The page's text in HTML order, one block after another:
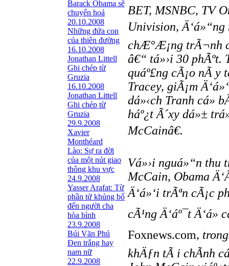
Barack Obama sẽ
chuyển hoá
20.10.2008
Những đứa con
của thiên đường
16.10.2008
Jonathan Littell
Ghi chép từ
Gruzia
16.10.2008
Jonathan Littell
Ghi chép từ
Gruzia
29.9.2008
Xavier
Monthéard
Lào: Sự ra đời
của một nút giao
thông khu vực
24.9.2008
Yasser Arafat: Từ
phần tử khủng bố
đến người cha
hòa bình
23.9.2008
Búi Văn Phú
Đen trắng hay
nam nữ
22.9.2008
BET, MSNBC, TV
Univision, Ä‘á»“ng
chÆ°Æ¡ng trÃ¬nh
â€“ tá»›i 30 phÃºt.
quáº£ng cÃ¡o nÃ y
Tracey, giÃ¡m
dá»‹ch Tranh cá»­
háº¿t Ã´xy dá»±
McCainâ€.
Vá»›i nguá»“n thu
McCain, Obama
Ä‘á»‘i trÃªn cÃ¡c
cÃ¹ng Ä‘áº¯t
Foxnews.com,
khÄƒn tÃ i chÃ­nh